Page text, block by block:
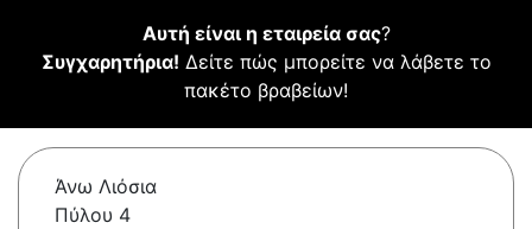
Αυτή είναι η εταιρεία σας?
Συγχαρητήρια! Δείτε πώς μπορείτε να λάβετε το
πακέτο βραβείων!
Άνω Λιόσια
Πύλου 4